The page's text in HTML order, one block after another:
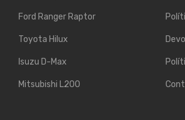
Ford Ranger Raptor
Toyota Hilux
Isuzu D-Max
Mitsubishi L200